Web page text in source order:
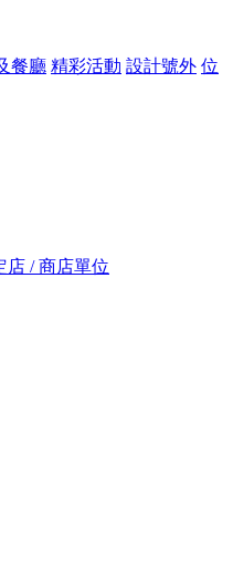
餐廳 精彩活動 設計號外 位
店 / 商店單位